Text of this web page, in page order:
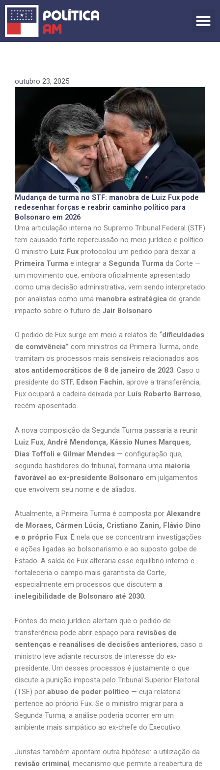
para
conteúdo
outubro 23, 2025
Mudança de turma no STF: manobra de Luiz Fux pode
redesenhar forças e reabrir caminho político para
Bolsonaro em 2026
Uma articulação interna no Supremo Tribunal Federal (STF)
tem causado forte repercussão no meio jurídico e político.
O ministro Luiz Fux protocolou um pedido para deixar a
Primeira Turma e integrar a Segunda Turma da Corte —
um movimento que, embora oficialmente apresentado
como uma decisão administrativa, vem sendo interpretado
por analistas como uma manobra estratégica de grande
impacto sobre o futuro de Jair Bolsonaro.
O pedido de Fux surge em meio a relatos de “dificuldades
de convivência” com ministros da Primeira Turma, onde
tramitam os processos mais sensíveis relacionados aos
atos antidemocráticos de 8 de janeiro de 2023. Caso o
presidente do STF, Edson Fachin, aprove a transferência,
Fux ocupará a cadeira deixada por Luís Roberto Barroso,
recém-aposentado.
A nova composição da Segunda Turma passaria a reunir
Luiz Fux, André Mendonça, Kássio Nunes Marques,
Dias Toffoli e Gilmar Mendes — configuração que,
segundo bastidores do tribunal, formaria uma maioria
favorável ao ex-presidente Bolsonaro em julgamentos
que envolvem seu nome e de aliados.
Atualmente, a Primeira Turma é composta por Alexandre
de Moraes, Cármen Lúcia, Cristiano Zanin, Flávio Dino
e o próprio Fux. É nela que se concentram investigações
e ações ligadas ao bolsonarismo e ao suposto golpe de
Estado. A saída de Fux alteraria esse equilíbrio interno e
fortaleceria o campo mais garantista da Corte,
especialmente em processos que discutem a
inelegibilidade de Bolsonaro até 2030.
Fontes do meio jurídico alertam que o pedido de
transferência pode abrir espaço para revisões de
sentenças e reanálises de decisões anteriores, caso o
ministro leve adiante recursos de interesse do ex-
presidente. Um desses processos é justamente o que
discute a punição imposta pelo Tribunal Superior Eleitoral
(TSE) por abuso de poder político — cuja relatoria
pertence ao próprio Fux. Se o ministro migrar para a
Segunda Turma, a análise poderia ocorrer em um
ambiente mais simpático ao ex-chefe do Executivo.
Juristas também apontam outra hipótese: a utilização da
revisão criminal, mecanismo que permite a reabertura de